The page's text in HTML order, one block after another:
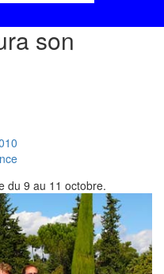
son
du 9 au 11 octobre.